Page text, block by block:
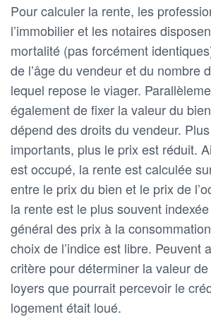
Pour calculer la rente, les
l’immobilier et les notaires
mortalité (pas forcément
de l’âge du vendeur et du nombre
lequel repose le viager.
également de fixer la valeur du
dépend des droits du vendeur.
importants, plus le prix est réduit.
est occupé, la rente est calculée
entre le prix du bien et le prix de
la rente est le plus souvent indexée
général des prix à la
choix de l’indice est libre. Peuvent
critère pour déterminer la valeur
loyers que pourrait percevoir le
logement était loué.